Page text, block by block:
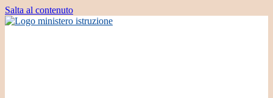
Salta al contenuto